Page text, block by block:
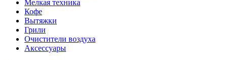
Мелкая техника
Кофе
Вытяжки
Грили
Очистители воздуха
Аксессуары